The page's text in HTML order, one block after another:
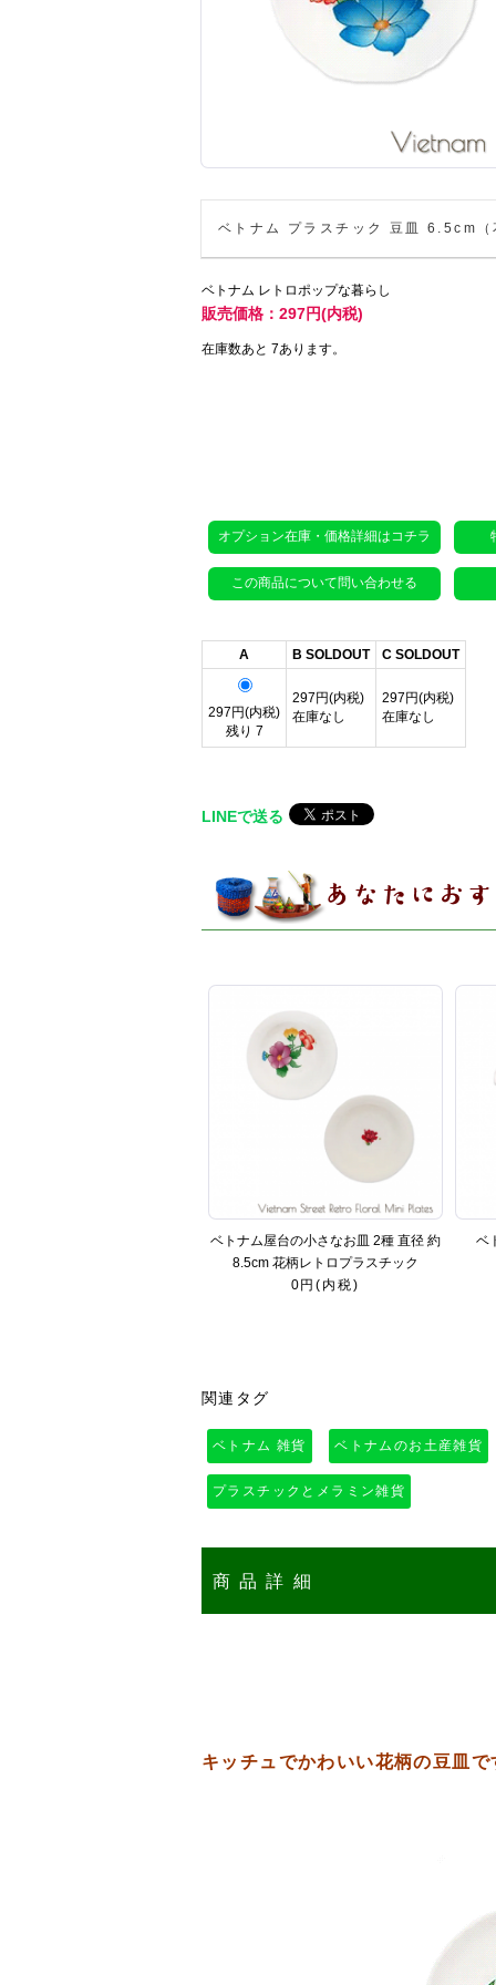
ベトナム プラスチック 豆皿 6.5cm（
ベトナム レトロポップな暮らし
販売価格：297円(内税)
在庫数あと 7あります。
オプション在庫・価格詳細はコチラ
この商品について問い合わせる
A B SOLDOUT C SOLDOUT
297円(内税)
残り 7
297円(内税)
在庫なし
297円(内税)
在庫なし
LINEで送る
ベトナム屋台の小さなお皿 2種 直径 約
8.5cm 花柄レトロプラスチック
0円(内税)
ベ
関連タグ
ベトナム 雑貨 ベトナムのお土産雑貨
プラスチックとメラミン雑貨
商品詳細
キッチュでかわいい花柄の豆皿で